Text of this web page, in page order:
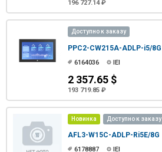
196 727.14 ₽
Доступно к заказу
PPC2-CW215A-ADLP-i5/8G
6164036 IEI
2 357.65 $
193 719.85 ₽
Новинка Доступно к заказу
AFL3-W15C-ADLP-Ri5E/8G
6178887 IEI